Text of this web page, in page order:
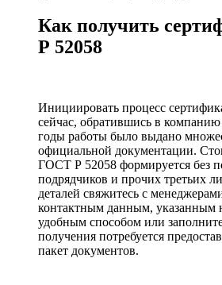
Как получить
Р 52058
Инициировать процесс
сейчас, обратившись в
годы работы было выдано
официальной документации.
ГОСТ Р 52058 формируется без
подрядчиков и прочих третьих
деталей свяжитесь с
контактным данным, указанным
удобным способом или
получения потребуется
пакет документов.